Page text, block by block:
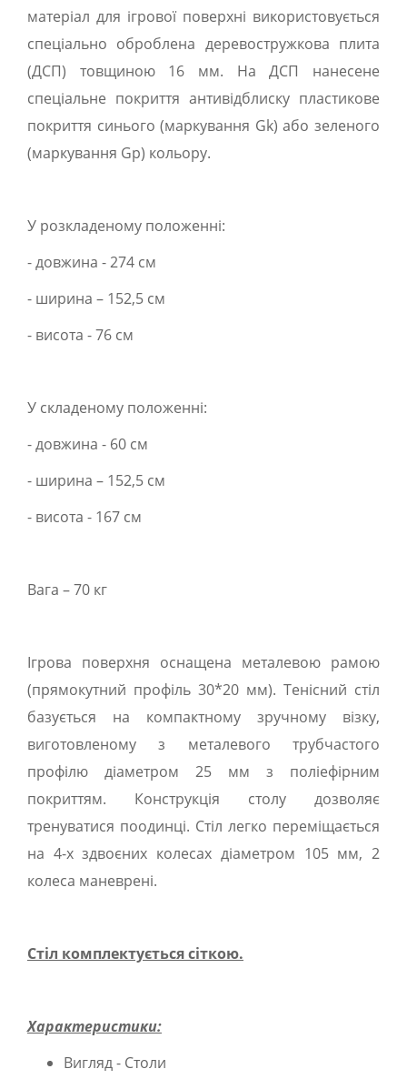
матеріал для ігрової поверхні використовується
спеціально оброблена деревостружкова плита
(ДСП) товщиною 16 мм. На ДСП нанесене
спеціальне покриття антивідблиску пластикове
покриття синього (маркування Gk) або зеленого
(маркування Gp) кольору.
У розкладеному положенні:
- довжина - 274 см
- ширина – 152,5 см
- висота - 76 см
У складеному положенні:
- довжина - 60 см
- ширина – 152,5 см
- висота - 167 см
Вага – 70 кг
Ігрова поверхня оснащена металевою рамою
(прямокутний профіль 30*20 мм). Тенісний стіл
базується на компактному зручному візку,
виготовленому з металевого трубчастого
профілю діаметром 25 мм з поліефірним
покриттям. Конструкція столу дозволяє
тренуватися поодинці. Стіл легко переміщається
на 4-х здвоєних колесах діаметром 105 мм, 2
колеса маневрені.
Стіл комплектується сіткою.
Характеристики:
Вигляд - Столи